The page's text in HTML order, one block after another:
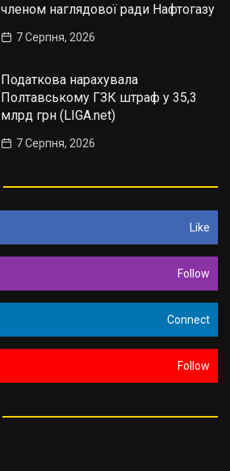
членом наглядової ради Нафтогазу
7 Серпня, 2026
Податкова нарахувала
Полтавському ГЗК штраф у 35,3
млрд грн (LIGA.net)
7 Серпня, 2026
Like
Follow
Connect
Follow